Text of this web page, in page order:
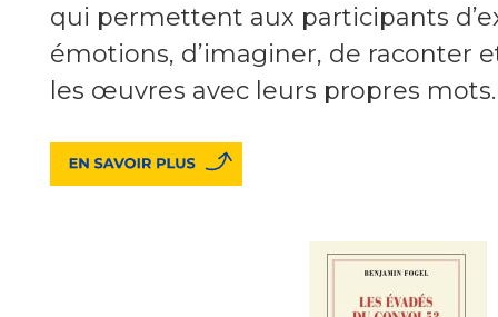
qui permettent aux participants
émotions, d’imaginer, de raconter
les œuvres avec leurs propres mots.